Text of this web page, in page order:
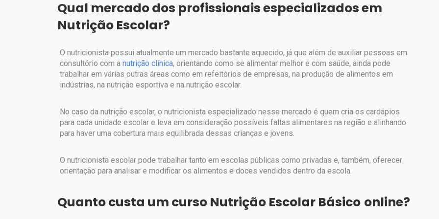
Qual mercado dos profissionais especializados em
Nutrição Escolar?
O nutricionista possui atualmente um mercado bastante aquecido, já que além de auxiliar pessoas em
consultório com a nutrição clínica, orientando como se alimentar melhor e com saúde, ainda pode
trabalhar em várias outras áreas como em refeitórios de empresas, na produção de alimentos em
indústrias, na nutrição esportiva e na nutrição escolar.
No caso da nutrição escolar, o nutricionista especializado nesse mercado é quem cria os cardápios
para cada unidade escolar e leva em consideração possíveis faltas alimentares na região e alinhando
para haver uma cobertura mais equilibrada dessas crianças e jovens.
O nutricionista escolar pode trabalhar tanto em escolas públicas como privadas e, também, oferecer
orientação para analisar e modificar os alimentos e doces vendidos dentro da escola.
Quanto custa um curso Nutrição Escolar Básico online?